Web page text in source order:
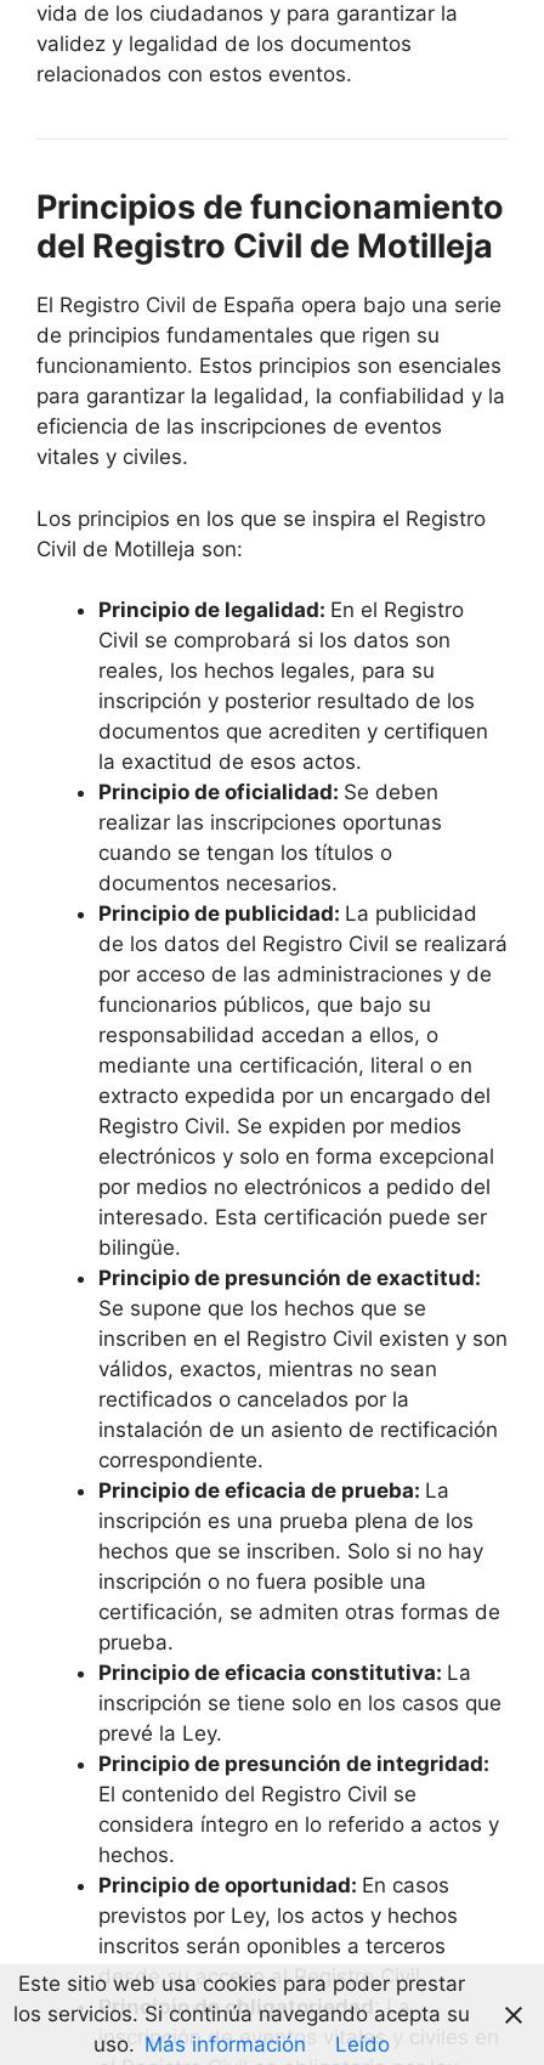
vida de los ciudadanos y para garantizar la
validez y legalidad de los documentos
relacionados con estos eventos.
Principios de funcionamiento
del Registro Civil de Motilleja
El Registro Civil de España opera bajo una serie
de principios fundamentales que rigen su
funcionamiento. Estos principios son esenciales
para garantizar la legalidad, la confiabilidad y la
eficiencia de las inscripciones de eventos
vitales y civiles.
Los principios en los que se inspira el Registro
Civil de Motilleja son:
Principio de legalidad: En el Registro
Civil se comprobará si los datos son
reales, los hechos legales, para su
inscripción y posterior resultado de los
documentos que acrediten y certifiquen
la exactitud de esos actos.
Principio de oficialidad: Se deben
realizar las inscripciones oportunas
cuando se tengan los títulos o
documentos necesarios.
Principio de publicidad: La publicidad
de los datos del Registro Civil se realizará
por acceso de las administraciones y de
funcionarios públicos, que bajo su
responsabilidad accedan a ellos, o
mediante una certificación, literal o en
extracto expedida por un encargado del
Registro Civil. Se expiden por medios
electrónicos y solo en forma excepcional
por medios no electrónicos a pedido del
interesado. Esta certificación puede ser
bilingüe.
Principio de presunción de exactitud:
Se supone que los hechos que se
inscriben en el Registro Civil existen y son
válidos, exactos, mientras no sean
rectificados o cancelados por la
instalación de un asiento de rectificación
correspondiente.
Principio de eficacia de prueba: La
inscripción es una prueba plena de los
hechos que se inscriben. Solo si no hay
inscripción o no fuera posible una
certificación, se admiten otras formas de
prueba.
Principio de eficacia constitutiva: La
inscripción se tiene solo en los casos que
prevé la Ley.
Principio de presunción de integridad:
El contenido del Registro Civil se
considera íntegro en lo referido a actos y
hechos.
Principio de oportunidad: En casos
previstos por Ley, los actos y hechos
inscritos serán oponibles a terceros
desde su acceso al Registro Civil.
Principio de obligatoriedad : La
inscripción de eventos vitales y civiles en
Este sitio web usa cookies para poder prestar
los servicios. Si continúa navegando acepta su
uso. Más información Leído